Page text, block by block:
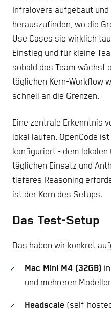
Infralovers aufgebaut
herauszufinden, wo die
Use Cases sie wirklich
Einstieg und für kleine
sobald das Team wächst
täglichen Kern-Workflow
schnell an die Grenzen.
Eine zentrale Erkenntnis
lokal laufen. OpenCode
konfiguriert - dem lokalen
täglichen Einsatz und
tieferes Reasoning
ist der Kern des Setups.
Das Test-Setup
Das haben wir konkret
Mac Mini M4 (32GB)
und mehreren
Headscale (self-